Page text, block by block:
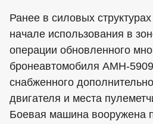
Ранее в силовых
начале использования в
операции обновленного
бронеавтомобиля АМН-
снабженного
двигателя и места
Боевая машина вооружена